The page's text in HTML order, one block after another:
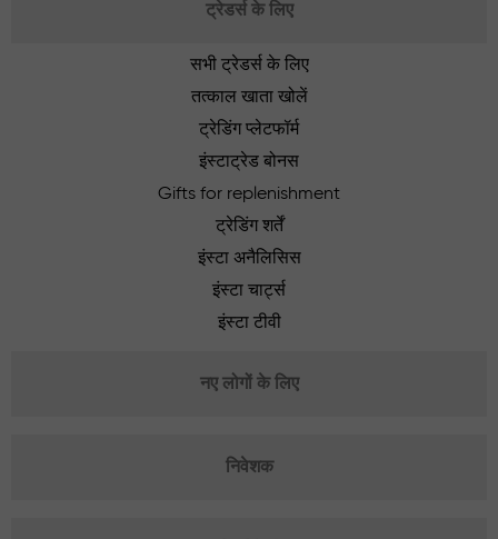
ट्रेडर्स के लिए
सभी ट्रेडर्स के लिए
तत्काल खाता खोलें
ट्रेडिंग प्लेटफॉर्म
इंस्टाट्रेड बोनस
Gifts for replenishment
ट्रेडिंग शर्तें
इंस्टा अनैलिसिस
इंस्टा चार्ट्स
इंस्टा टीवी
नए लोगों के लिए
निवेशक